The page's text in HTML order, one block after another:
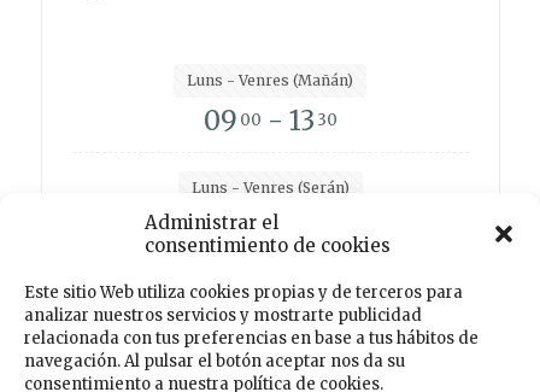
Administrar el
consentimiento de cookies
Este sitio Web utiliza cookies propias y de terceros para
analizar nuestros servicios y mostrarte publicidad
relacionada con tus preferencias en base a tus hábitos de
navegación. Al pulsar el botón aceptar nos da su
consentimiento a nuestra política de cookies.
Luns - Venres (Mañán)
09 00 - 13 30
Luns - Venres (Serán)
1500- 19
Facebook Instagram Twitter TikTok